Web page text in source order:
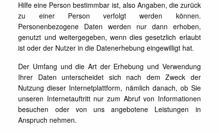
Hilfe eine Person bestimmbar ist, also Angaben, die zurück
zu einer Person verfolgt werden können.
Personenbezogene Daten werden nur dann erhoben,
genutzt und weitergegeben, wenn dies gesetzlich erlaubt
ist oder der Nutzer in die Datenerhebung eingewilligt hat.
Der Umfang und die Art der Erhebung und Verwendung
Ihrer Daten unterscheidet sich nach dem Zweck der
Nutzung dieser Internetplattform, nämlich danach, ob Sie
unseren Internetauftritt nur zum Abruf von Informationen
besuchen oder von uns angebotene Leistungen in
Anspruch nehmen.